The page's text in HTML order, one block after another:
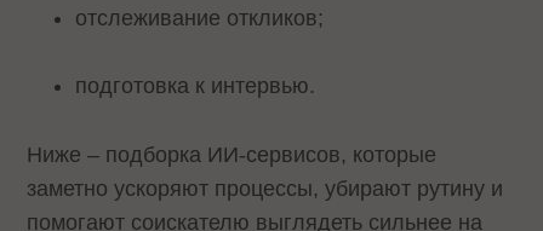
отслеживание откликов;
подготовка к интервью.
Ниже – подборка ИИ-сервисов, которые
заметно ускоряют процессы, убирают рутину и
помогают соискателю выглядеть сильнее на